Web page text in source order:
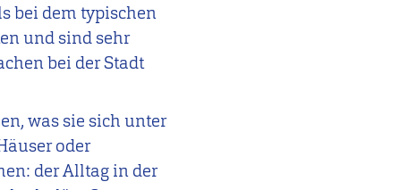
bei dem typischen
und sind sehr
bei der Stadt
was sie sich unter
oder
der Alltag in der